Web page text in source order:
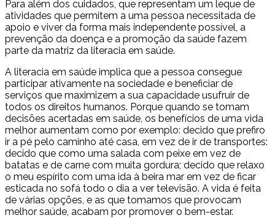
Para além dos cuidados, que representam um leque de
atividades que permitem a uma pessoa necessitada de
apoio e viver da forma mais independente possível, a
prevenção da doença e a promoção da saúde fazem
parte da matriz da literacia em saúde.
A literacia em saúde implica que a pessoa consegue
participar ativamente na sociedade e beneficiar de
serviços que maximizem a sua capacidade usufruir de
todos os direitos humanos. Porque quando se tomam
decisões acertadas em saúde, os benefícios de uma vida
melhor aumentam como por exemplo: decido que prefiro
ir a pé pelo caminho até casa, em vez de ir de transportes:
decido que como uma salada com peixe em vez de
batatas e de carne com muita gordura; decido que relaxo
o meu espírito com uma ida à beira mar em vez de ficar
esticada no sofá todo o dia a ver televisão. A vida é feita
de várias opções, e as que tomamos que provocam
melhor saúde, acabam por promover o bem-estar.